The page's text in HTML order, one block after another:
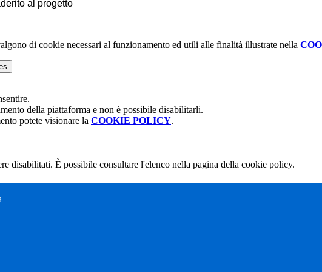
al progetto
di cookie necessari al funzionamento ed utili alle finalità illustrate nella
della piattaforma e non è possibile disabilitarli.
potete visionare la COOKIE POLICY.
disabilitati. È possibile consultare l'elenco nella pagina della cookie policy.